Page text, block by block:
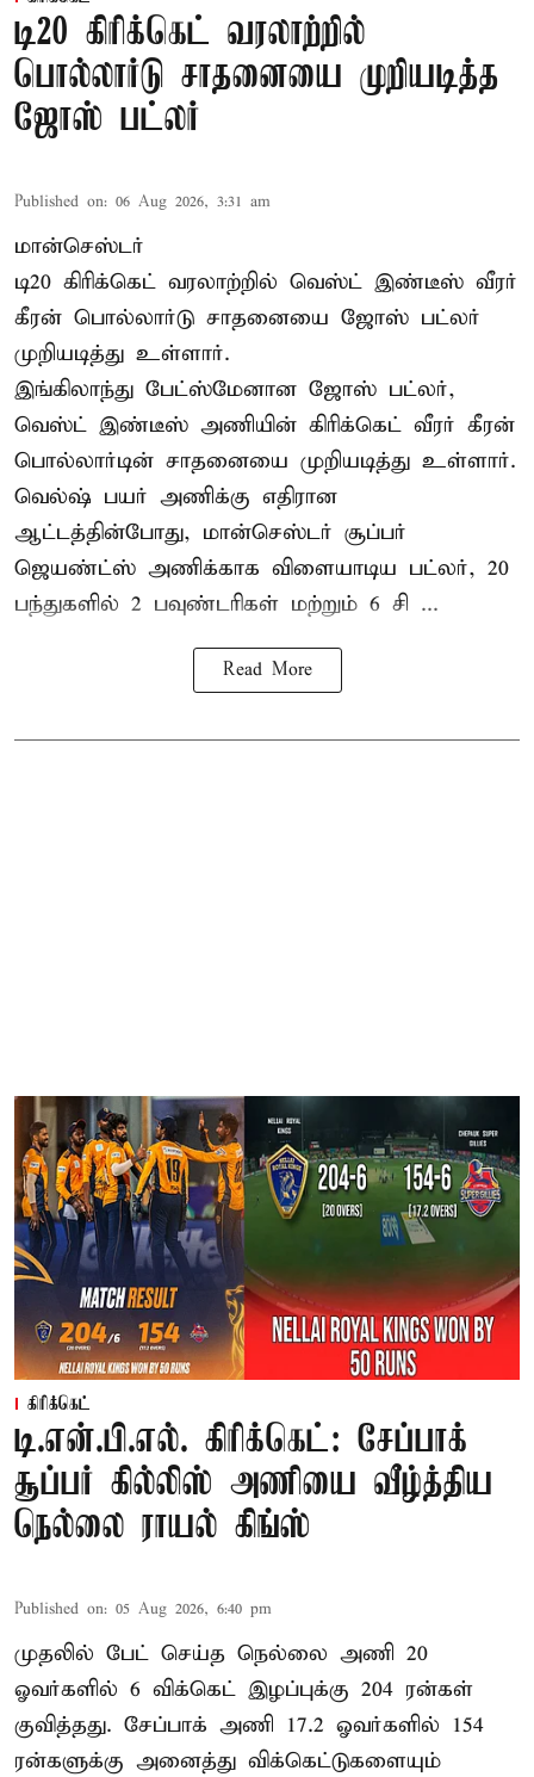
டி20 கிரிக்கெட் வரலாற்றில்
பொல்லார்டு சாதனையை முறியடித்த
ஜோஸ் பட்லர்
Published on: 06 Aug 2026, 3:31 am
மான்செஸ்டர்
டி20 கிரிக்கெட் வரலாற்றில் வெஸ்ட் இண்டீஸ் வீரர்
கீரன் பொல்லார்டு சாதனையை ஜோஸ் பட்லர்
முறியடித்து உள்ளார்.
இங்கிலாந்து பேட்ஸ்மேனான ஜோஸ் பட்லர்,
வெஸ்ட் இண்டீஸ் அணியின் கிரிக்கெட் வீரர் கீரன்
பொல்லார்டின் சாதனையை முறியடித்து உள்ளார்.
வெல்ஷ் பயர் அணிக்கு எதிரான
ஆட்டத்தின்போது, மான்செஸ்டர் சூப்பர்
ஜெயண்ட்ஸ் அணிக்காக விளையாடிய பட்லர், 20
பந்துகளில் 2 பவுண்டரிகள் மற்றும் 6 சி ...
Read More
கிரிக்கெட்
டி.என்.பி.எல். கிரிக்கெட்: சேப்பாக்
சூப்பர் கில்லிஸ் அணியை வீழ்த்திய
நெல்லை ராயல் கிங்ஸ்
Published on: 05 Aug 2026, 6:40 pm
முதலில் பேட் செய்த நெல்லை அணி 20
ஓவர்களில் 6 விக்கெட் இழப்புக்கு 204 ரன்கள்
குவித்தது. சேப்பாக் அணி 17.2 ஓவர்களில் 154
ரன்களுக்கு அனைத்து விக்கெட்டுகளையும்